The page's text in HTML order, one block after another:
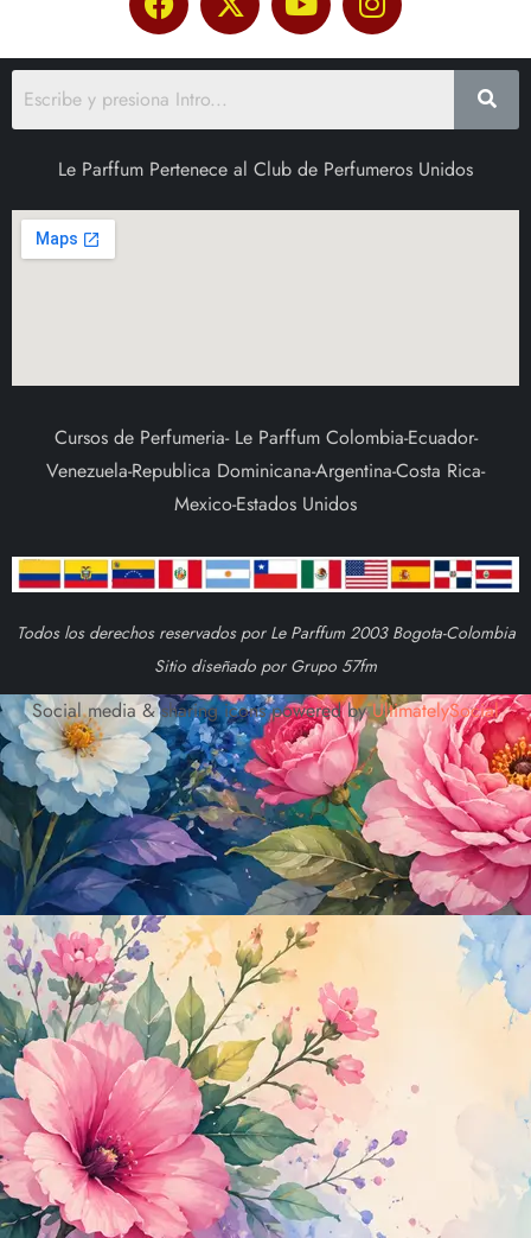
Le Parffum Pertenece al Club de Perfumeros Unidos
Cursos de Perfumeria- Le Parffum Colombia-Ecuador-
Venezuela-Republica Dominicana-Argentina-Costa Rica-
Mexico-Estados Unidos
Todos los derechos reservados por Le Parffum 2003 Bogota-Colombia
Sitio diseñado por Grupo 57fm
Social media & sharing icons powered byUltimatelySocial